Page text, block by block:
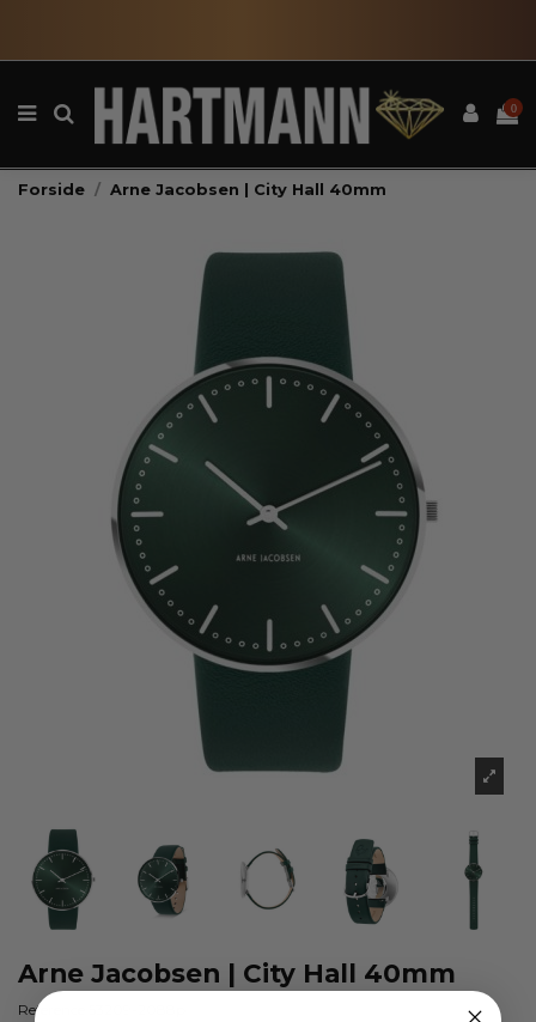
0
Forside Arne Jacobsen | City Hall 40mm
Arne Jacobsen | City Hall 40mm
Reference